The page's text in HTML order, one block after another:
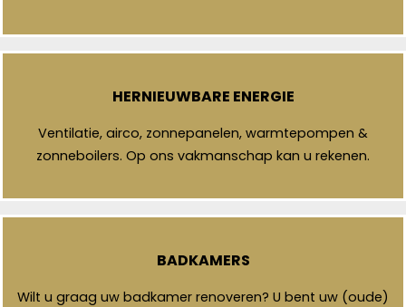
HERNIEUWBARE ENERGIE
Ventilatie, airco, zonnepanelen, warmtepompen &
zonneboilers. Op ons vakmanschap kan u rekenen.
BADKAMERS
Wilt u graag uw badkamer renoveren? U bent uw (oude)